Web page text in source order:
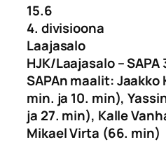
15.6
4. divisioona
Laajasalo
HJK/Laajasalo – SAPA
SAPAn maalit: Jaakko
min. ja 10. min),
ja 27. min), Kalle
Mikael Virta (66. min)